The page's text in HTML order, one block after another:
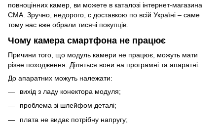
повноцінних камер, ви можете в каталозі інтернет-магазина
CMA. Зручно, недорого, с доставкою по всій Україні – саме
тому нас вже обрали тисячі покупців.
Чому камера смартфона не працює
Причини того, що модуль камери не працює, можуть мати
різне походження. Діляться вони на програмні та апаратні.
До апаратних можуть належати:
вихід з ладу конектора модуля;
проблема зі шлейфом деталі;
плата не видає потрібну напругу;